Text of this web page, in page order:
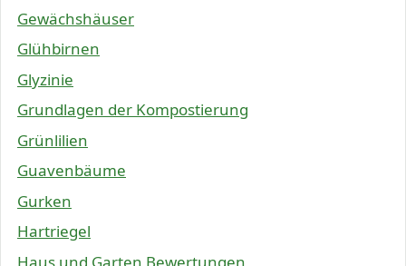
Gewächshäuser
Glühbirnen
Glyzinie
Grundlagen der Kompostierung
Grünlilien
Guavenbäume
Gurken
Hartriegel
Haus und Garten Bewertungen